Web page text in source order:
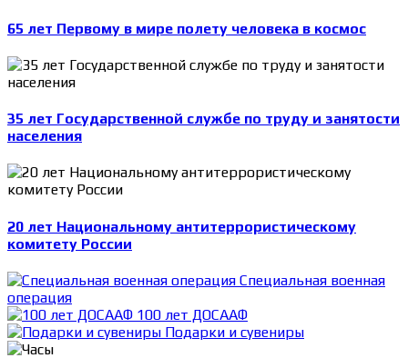
65 лет Первому в мире полету человека в космос
35 лет Государственной службе по труду и занятости
населения
20 лет Национальному антитеррористическому
комитету России
Специальная военная
операция
100 лет ДОСААФ
Подарки и сувениры